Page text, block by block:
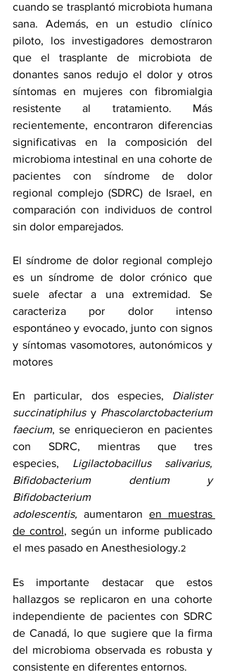
cuando se trasplantó microbiota humana
sana. Además, en un estudio clínico
piloto, los investigadores demostraron
que el trasplante de microbiota de
donantes sanos redujo el dolor y otros
síntomas en mujeres con fibromialgia
resistente al tratamiento. Más
recientemente, encontraron diferencias
significativas en la composición del
microbioma intestinal en una cohorte de
pacientes con síndrome de dolor
regional complejo (SDRC) de Israel, en
comparación con individuos de control
sin dolor emparejados.
El síndrome de dolor regional complejo
es un síndrome de dolor crónico que
suele afectar a una extremidad. Se
caracteriza por dolor intenso
espontáneo y evocado, junto con signos
y síntomas vasomotores, autonómicos y
motores
En particular, dos especies, Dialister
succinatiphilus y Phascolarctobacterium
faecium, se enriquecieron en pacientes
con SDRC, mientras que tres
especies, Ligilactobacillus salivarius,
Bifidobacterium dentium y
Bifidobacterium
adolescentis, aumentaron en muestras
de control, según un informe publicado
el mes pasado en Anesthesiology.2
Es importante destacar que estos
hallazgos se replicaron en una cohorte
independiente de pacientes con SDRC
de Canadá, lo que sugiere que la firma
del microbioma observada es robusta y
consistente en diferentes entornos.